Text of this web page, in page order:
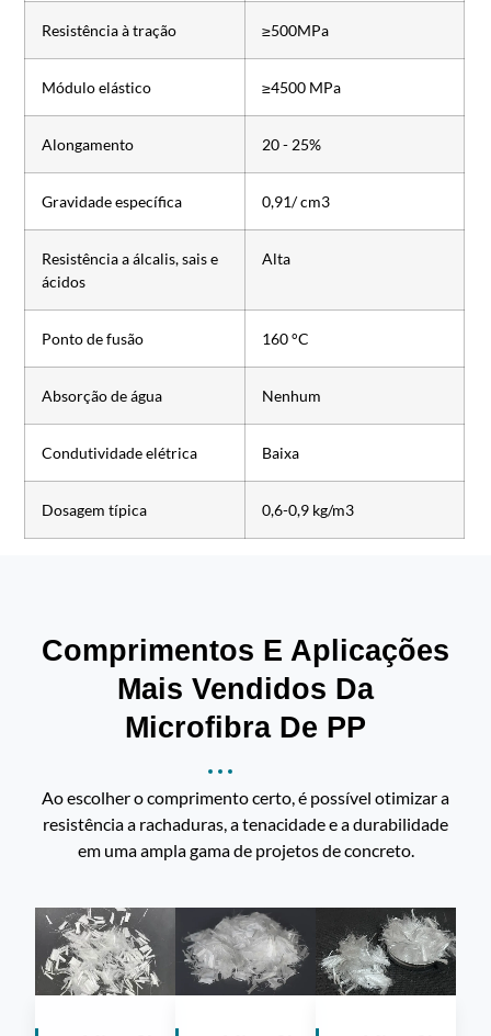
Resistência à tração ≥500MPa
Módulo elástico ≥4500 MPa
Alongamento 20 - 25%
Gravidade específica 0,91/ cm3
Resistência a álcalis, sais e
ácidos
Alta
Ponto de fusão 160 °C
Absorção de água Nenhum
Condutividade elétrica Baixa
Dosagem típica 0,6-0,9 kg/m3
Comprimentos E Aplicações
Mais Vendidos Da
Microfibra De PP
Ao escolher o comprimento certo, é possível otimizar a
resistência a rachaduras, a tenacidade e a durabilidade
em uma ampla gama de projetos de concreto.